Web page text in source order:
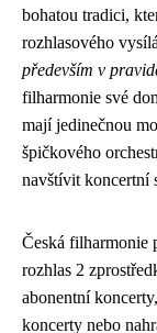
bohatou tradici,
rozhlasového
především v
filharmonie své
mají jedinečnou
špičkového
navštívit koncertní
Česká filharmonie
rozhlas 2
abonentní
koncerty nebo